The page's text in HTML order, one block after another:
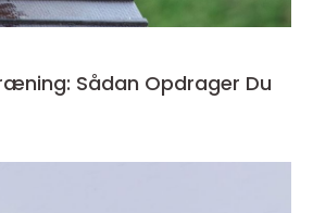
Sådan Opdrager Du